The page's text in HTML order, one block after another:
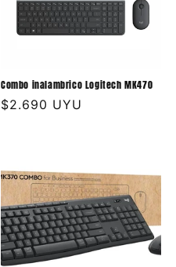
Combo inalambrico Logitech MK470
Precio
$2.690 UYU